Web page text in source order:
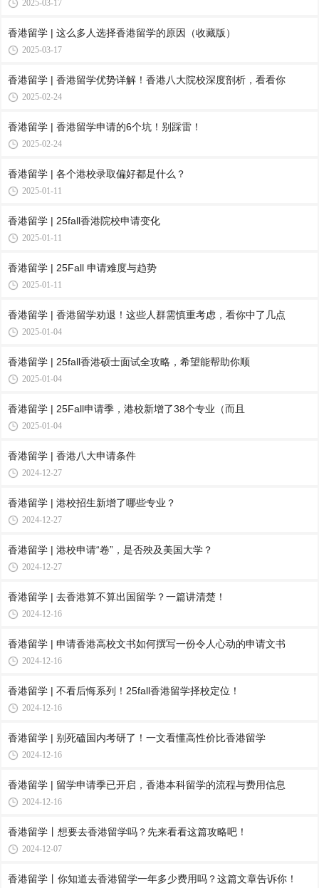
2025-03-17
香港留学 | 这么多人选择香港留学的原因（收藏版）
2025-03-17
香港留学 | 香港留学优势详解！香港八大院校深度剖析，看看你
2025-02-24
香港留学 | 香港留学申请的6个坑！别踩雷！
2025-02-24
香港留学 | 各个港校录取偏好都是什么？
2025-01-11
香港留学 | 25fall香港院校申请变化
2025-01-11
香港留学 | 25Fall 申请难度与趋势
2025-01-11
香港留学 | 香港留学劝退！这些人群需慎重考虑，看你中了几点
2025-01-04
香港留学 | 25fall香港硕士面试全攻略，希望能帮助你顺
2025-01-04
香港留学 | 25Fall申请季，港校新增了38个专业（而且
2025-01-04
香港留学 | 香港八大申请条件
2024-12-27
香港留学 | 港校招生新增了哪些专业？
2024-12-27
香港留学 | 港校申请“卷”，是否殃及美国大学？
2024-12-27
香港留学 | 去香港算不算出国留学？一篇讲清楚！
2024-12-16
香港留学 | 申请香港高校文书如何撰写一份令人心动的申请文书
2024-12-16
香港留学 | 不看后悔系列！25fall香港留学择校定位！
2024-12-16
香港留学 | 别死磕国内考研了！一文看懂高性价比香港留学
2024-12-16
香港留学 | 留学申请季已开启，香港本科留学的流程与费用信息
2024-12-16
香港留学丨想要去香港留学吗？先来看看这篇攻略吧！
2024-12-07
香港留学丨你知道去香港留学一年多少费用吗？这篇文章告诉你！